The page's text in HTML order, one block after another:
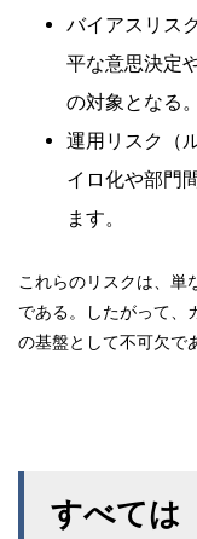
バイアスリス
平な意思決定
の対象となる。
運用リスク（
イロ化や部門
ます。
これらのリスクは、単
である。したがって、
の基盤として不可欠で
すべては